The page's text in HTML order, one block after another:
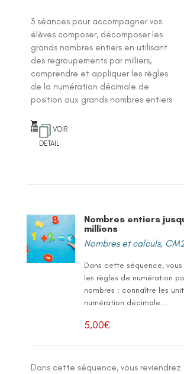
3 séances pour accompagner vos
élèves composer, décomposer les
grands nombres entiers en utilisant
des regroupements par milliers,
comprendre et appliquer les règles
de la numération décimale de
position aux grands nombres entiers
VOIR
DETAIL
Nombres entiers
millions
Nombres et calculs,
Dans cette séquence, vous
les règles de numération
nombres : connaître les
numération décimale...
5,00€
Dans cette séquence, vous reviendrez